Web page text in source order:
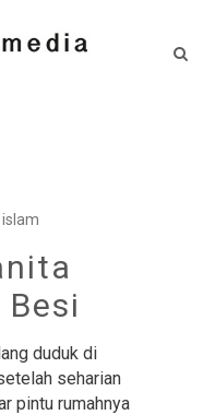
islam
duduk di
seharian
pintu rumahnya